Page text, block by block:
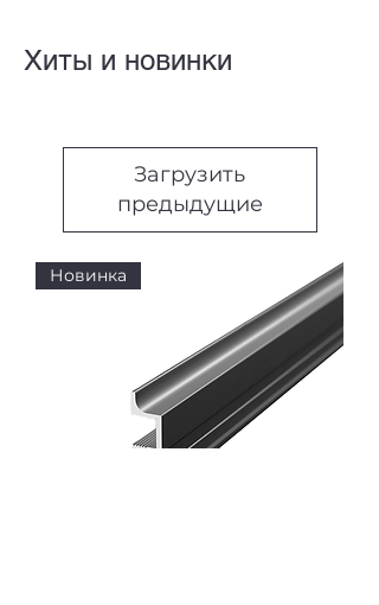
Хиты и новинки
Загрузить
предыдущие
Новинка